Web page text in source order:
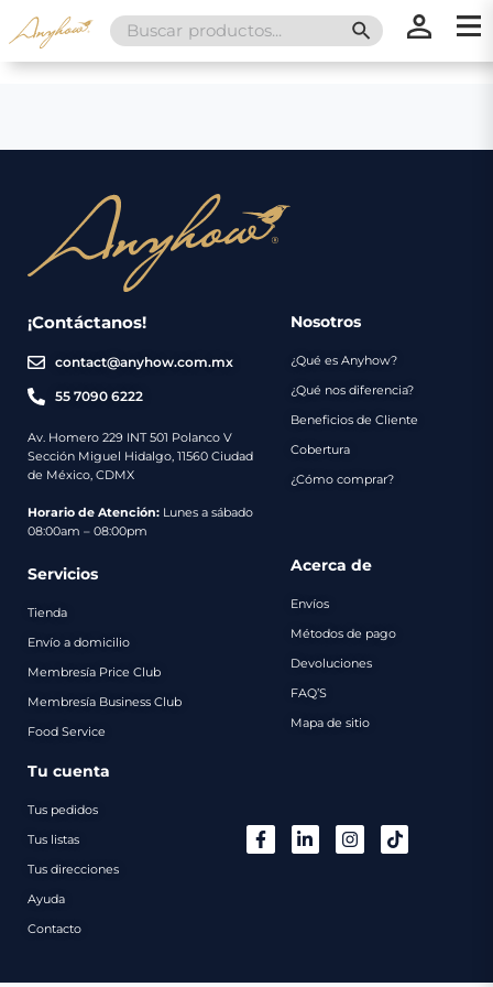
Search
for:
SEARCH
¡Contáctanos!
contact@anyhow.com.mx
55 7090 6222
Av. Homero 229 INT 501 Polanco V
Sección Miguel Hidalgo, 11560 Ciudad
de México, CDMX
Horario de Atención: Lunes a sábado
08:00am – 08:00pm
Nosotros
¿Qué es Anyhow?
¿Qué nos diferencia?
Beneficios de Cliente
Cobertura
¿Cómo comprar?
Servicios
Tienda
Envío a domicilio
Membresía Price Club
Membresía Business Club
Food Service
Acerca de
Envíos
Métodos de pago
Devoluciones
FAQ’S
Mapa de sitio
Tu cuenta
Tus pedidos
Tus listas
Tus direcciones
Ayuda
Contacto
Nosotros
Servicios
Envíos
Métodos
de
Catálogo
Regalos
Contacto